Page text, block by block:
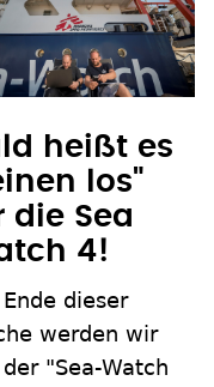
heißt es
los"
die Sea
4!
dieser
werden wir
"Sea-Watch